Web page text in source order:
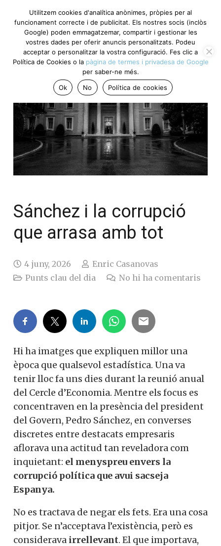
Sánchez i la corrupció
que arrasa amb tot
4 juny, 2026
Enric Casanovas
Punts clau del dia
No hi ha comentaris
Hi ha imatges que expliquen millor una
època que qualsevol estadística. Una va
tenir lloc fa uns dies durant la reunió anual
del Cercle d’Economia. Mentre els focus es
concentraven en la presència del president
del Govern, Pedro Sánchez, en converses
discretes entre destacats empresaris
aflorava una actitud tan reveladora com
inquietant: el menyspreu envers la
corrupció política que avui sacseja
Espanya.
No es tractava de negar els fets. Era una cosa
pitjor. Se n’acceptava l’existència, però es
considerava irrellevant. El que importava,
Utilitzem cookies d'analítica anònimes, pròpies per al
funcionament correcte i de publicitat. Els nostres socis (inclòs
Google) poden emmagatzemar, compartir i gestionar les
vostres dades per oferir anuncis personalitzats. Podeu
acceptar o personalitzar la vostra configuració. Fes clic a
Política de Cookies o la pàgina de termes i privadesa de Google
per saber-ne més.
Ok
No Política de cookies